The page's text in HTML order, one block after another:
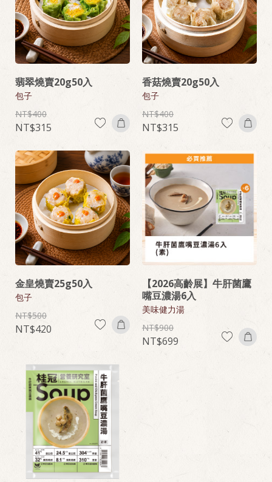
翡翠燒賣20g50入
包子
400
315
香菇燒賣20g50入
包子
400
315
金皇燒賣25g50入
包子
500
420
【2026高齡展】牛肝菌鷹
嘴豆濃湯6入
美味健力湯
900
699